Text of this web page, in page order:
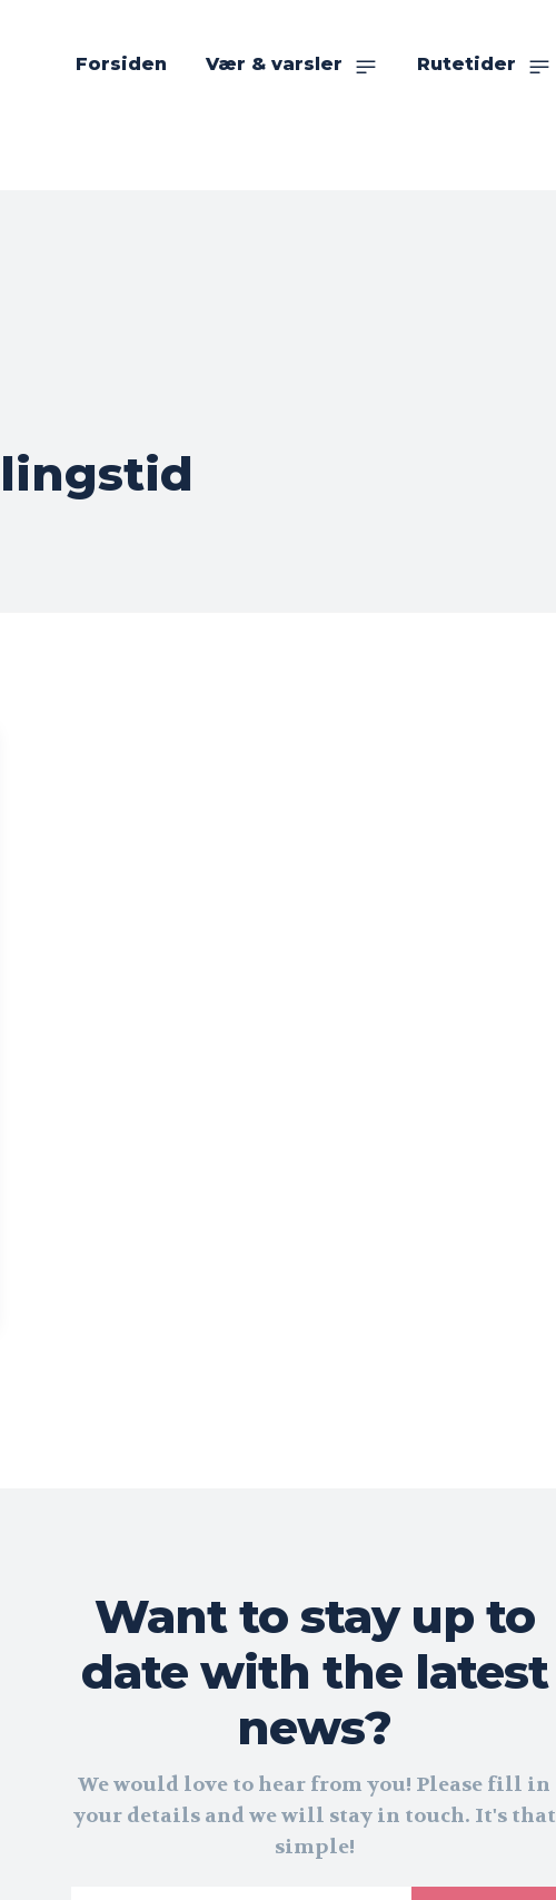
Forsiden Vær & varsler Rutetider
Want to stay up to
date with the latest
news?
We would love to hear from you! Please fill in
your details and we will stay in touch. It's that
simple!